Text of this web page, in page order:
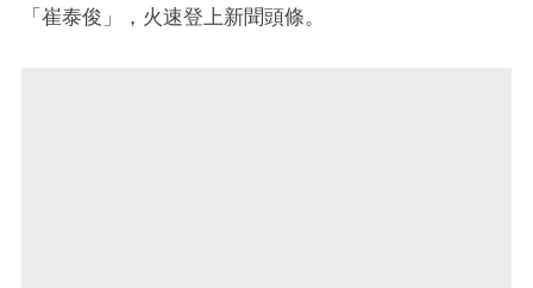
「崔泰俊」，火速登上新聞頭條。